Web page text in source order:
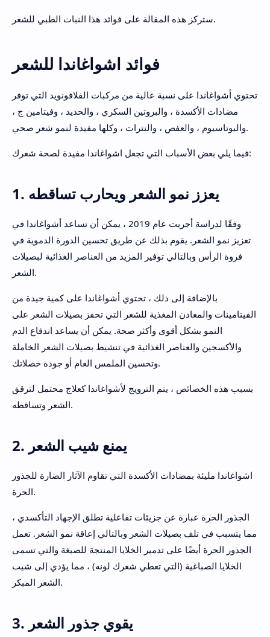
ستركز هذه المقالة على فوائد هذا النبات الطبي للشعر.
فوائد اشواغاندا للشعر
تحتوي أشواغاندا على نسبة عالية من مركبات الفلافونويد التي توفر
مضادات الأكسدة ، والبروتين السكري ، والحديد ، وفيتامين ج ،
والبوتاسيوم ، والعفص ، والنترات ، وكلها مفيدة لنمو شعر صحي.
فيما يلي بعض الأسباب التي تجعل اشواغاندا مفيدة لصحة شعرك:
1. يعزز نمو الشعر ويحارب تساقطه
وفقًا لدراسة أجريت عام 2019 ، يمكن أن تساعد أشواغاندا في
تعزيز نمو الشعر. يقوم بذلك عن طريق تحسين الدورة الدموية في
فروة الرأس وبالتالي توفير المزيد من العناصر الغذائية لبصيلات
الشعر.
بالإضافة إلى ذلك ، تحتوي أشواغاندا على كمية جيدة من
الفيتامينات والمعادن المغذية للشعر التي تحفز بصيلات الشعر على
النمو بشكل أقوى وأكثر صحة. يمكن أن يساعد اندفاع الدم
والأكسجين والعناصر الغذائية في تنشيط بصيلات الشعر الخاملة
وتحسين الملمس العام أو جودة خصلاتك.
بسبب هذه الخصائص ، يتم الترويج لأشواغاندا كعلاج محتمل لترقق
الشعر وتساقطه.
2. يمنع شيب الشعر
اشواغاندا مليئة بمضادات الأكسدة التي تقاوم الآثار الضارة للجذور
الحرة.
الجذور الحرة عبارة عن جزيئات تفاعلية تطلق الإجهاد التأكسدي ،
مما يتسبب في تلف بصيلات الشعر وبالتالي إعاقة نمو الشعر. تعمل
الجذور الحرة أيضًا على تدمير الخلايا المنتجة للصبغة والتي تسمى
الخلايا الصباغية (التي تعطي شعرك لونه) ، مما يؤدي إلى شيب
الشعر المبكر.
3. يقوي جذور الشعر